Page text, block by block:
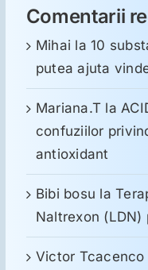
Comentarii
Mihai la10
putea ajuta
Mariana.T la
confuziilor
antioxidant
Bibi bosu la
Naltrexon (LDN)
Victor Tcacenco